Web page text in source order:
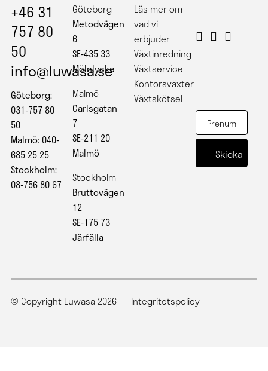
+46 31
757 80
50
info@luwasa.se
Göteborg:
031-757 80
50
Malmö: 040-
685 25 25
Stockholm:
08-756 80 67
Göteborg
Metodvägen
6
SE-435 33
Mölnlycke
Malmö
Carlsgatan
7
SE-211 20
Malmö
Stockholm
Bruttovägen
12
SE-175 73
Järfälla
Läs mer om
vad vi
erbjuder
Växtinredning
Växtservice
Kontorsväxter
Växtskötsel
© Copyright Luwasa 2026 Integritetspolicy